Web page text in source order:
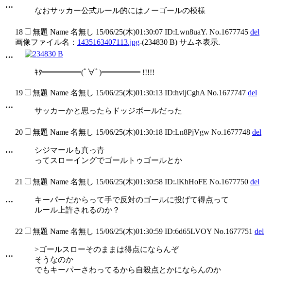
…
なおサッカー公式ルール的にはノーゴールの模様
…
18 無題 Name 名無し 15/06/25(木)01:30:07 ID:Lwn8uaY. No.1677745 del
画像ファイル名： 1435163407113.jpg-(234830 B) サムネ表示.
ｷﾀ━━━━━(ﾟ∀ﾟ)━━━━━ !!!!!
…
19 無題 Name 名無し 15/06/25(木)01:30:13 ID:hvljCghA No.1677747 del
サッカーかと思ったらドッジボールだった
…
20 無題 Name 名無し 15/06/25(木)01:30:18 ID:Ln8PjVgw No.1677748 del
シジマールも真っ青
ってスローイングでゴールトゥゴールとか
…
21 無題 Name 名無し 15/06/25(木)01:30:58 ID:.lKhHoFE No.1677750 del
キーパーだからって手で反対のゴールに投げて得点って
ルール上許されるのか？
…
22 無題 Name 名無し 15/06/25(木)01:30:59 ID:6d65LVOY No.1677751 del
>ゴールスローそのままは得点にならんぞ
そうなのか
でもキーパーさわってるから自殺点とかにならんのか